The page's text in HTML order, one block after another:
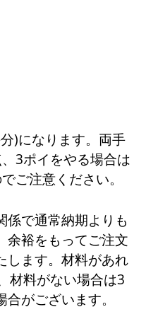
)になります。両手
3ポイをやる場合は
ご注意ください。
で通常納期よりも
余裕をもってご注文
します。材料があれ
材料がない場合は3
がございます。